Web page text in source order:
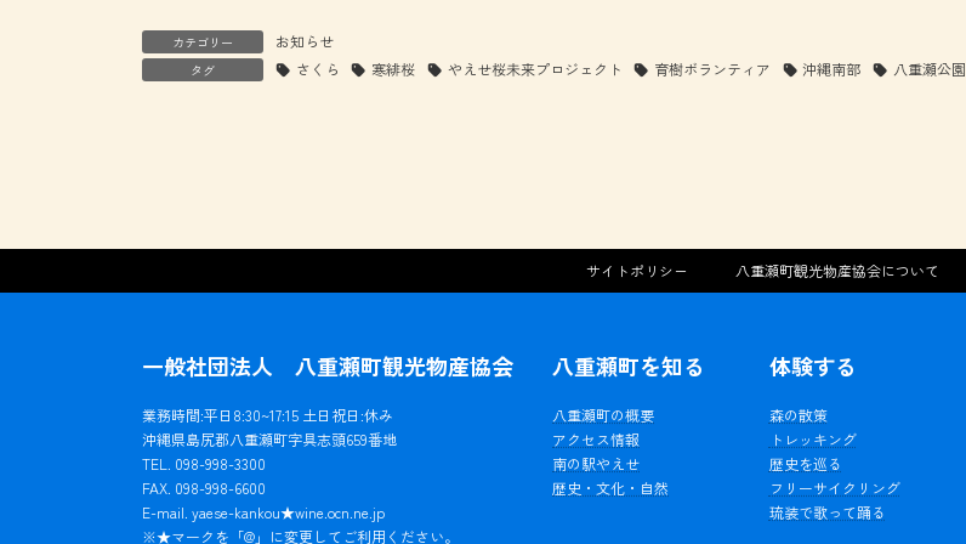
カテゴリー お知らせ
タグ さくら 寒緋桜 やえせ桜未来プロジェクト 育樹ボランティア 沖縄南部 八重瀬公園
サイトポリシー 八重瀬町観光物産協会について
一般社団法人 八重瀬町観光物産協会
業務時間:平日8:30~17:15 土日祝日:休み
沖縄県島尻郡八重瀬町字具志頭659番地
TEL. 098-998-3300
FAX. 098-998-6600
E-mail. yaese-kankou★wine.ocn.ne.jp
※★マークを「@」に変更してご利用ください。
八重瀬町を知る
八重瀬町の概要
アクセス情報
南の駅やえせ
歴史・文化・自然
体験する
森の散策
トレッキング
歴史を巡る
フリーサイクリング
琉装で歌って踊る